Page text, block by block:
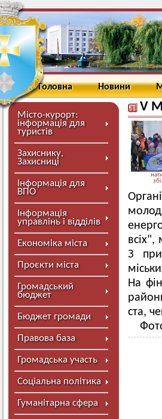
Головна Новини
Місто-курорт:
інформація для
туристів
Захиснику,
Захисниці
Інформація для
ВПО
Інформація
управлінь і відділів
Економіка міста
Проєкти міста
Громадський
бюджет
Бюджет громади
Правова база
Громадська участь
Соціальна політика
Гуманітарна сфера
V
З
На
ста,